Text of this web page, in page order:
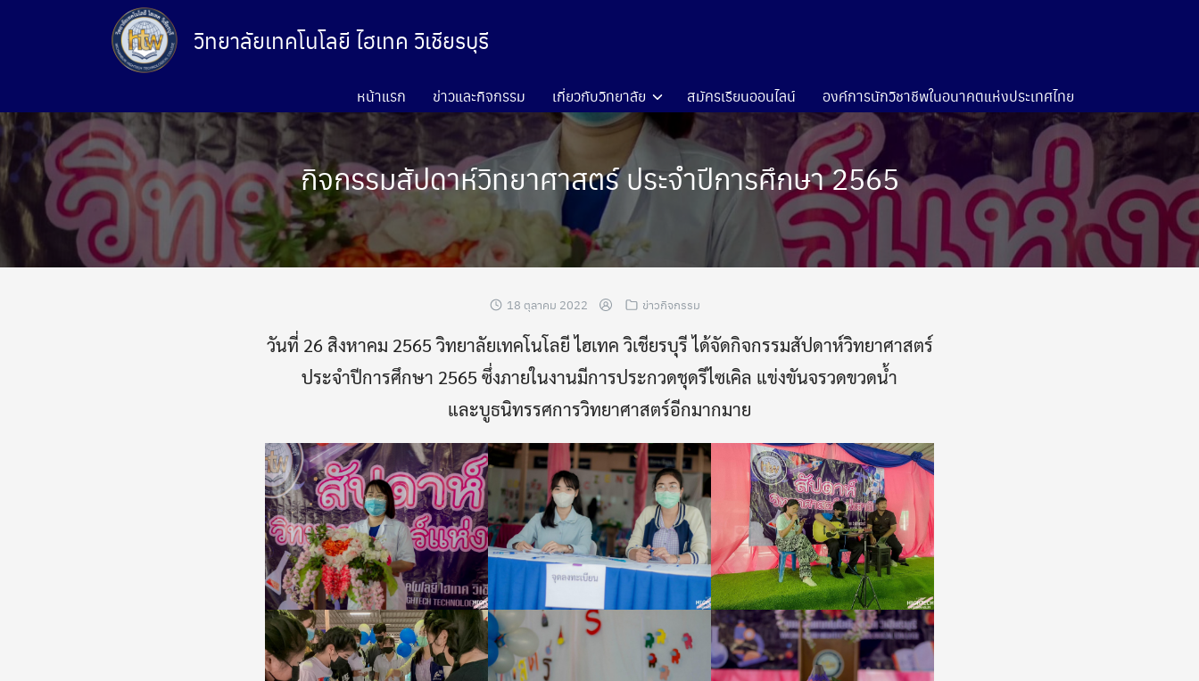
วิทยาลัยเทคโนโลยี ไฮเทค วิเชียรบุรี
หน้าแรก ข่าวและกิจกรรม เกี่ยวกับวิทยาลัย สมัครเรียนออนไลน์ องค์การนักวิชาชีพในอนาคตแห่งประเทศไทย
กิจกรรมสัปดาห์วิทยาศาสตร์ ประจำปีการศึกษา 2565
18 ตุลาคม 2022 ข่าวกิจกรรม
วันที่ 26 สิงหาคม 2565 วิทยาลัยเทคโนโลยี ไฮเทค วิเชียรบุรี ได้จัดกิจกรรมสัปดาห์วิทยาศาสตร์
ประจำปีการศึกษา 2565 ซึ่งภายในงานมีการประกวดชุดรีไซเคิล แข่งขันจรวดขวดน้ำ
และบูธนิทรรศการวิทยาศาสตร์อีกมากมาย